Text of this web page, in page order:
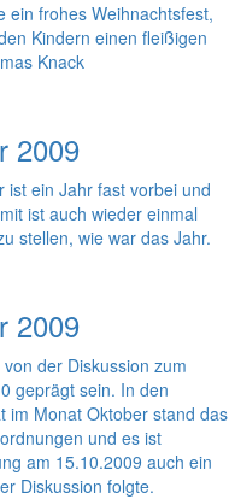
ein frohes Weihnachtsfest,
Kindern einen fleißigen
Knack
2009
ist ein Jahr fast vorbei und
ist auch wieder einmal
stellen, wie war das Jahr.
2009
der Diskussion zum
geprägt sein. In den
im Monat Oktober stand das
und es ist
am 15.10.2009 auch ein
Diskussion folgte.